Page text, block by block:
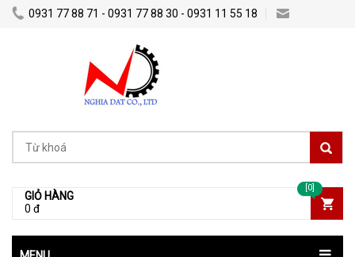
0931 77 88 71 - 0931 77 88 30 - 0931 11 55 18
GIỎ HÀNG
0 đ
[0]